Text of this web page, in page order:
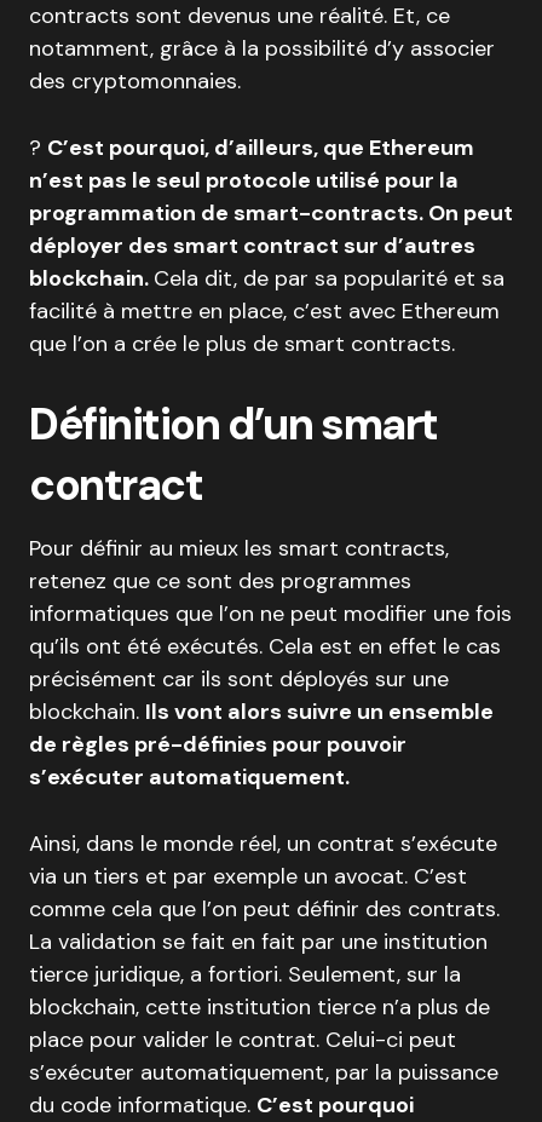
contracts sont devenus une réalité. Et, ce
notamment, grâce à la possibilité d’y associer
des cryptomonnaies.
? C’est pourquoi, d’ailleurs, que Ethereum
n’est pas le seul protocole utilisé pour la
programmation de smart-contracts. On peut
déployer des smart contract sur d’autres
blockchain. Cela dit, de par sa popularité et sa
facilité à mettre en place, c’est avec Ethereum
que l’on a crée le plus de smart contracts.
Définition d’un smart
contract
Pour définir au mieux les smart contracts,
retenez que ce sont des programmes
informatiques que l’on ne peut modifier une fois
qu’ils ont été exécutés. Cela est en effet le cas
précisément car ils sont déployés sur une
blockchain. Ils vont alors suivre un ensemble
de règles pré-définies pour pouvoir
s’exécuter automatiquement.
Ainsi, dans le monde réel, un contrat s’exécute
via un tiers et par exemple un avocat. C’est
comme cela que l’on peut définir des contrats.
La validation se fait en fait par une institution
tierce juridique, a fortiori. Seulement, sur la
blockchain, cette institution tierce n’a plus de
place pour valider le contrat. Celui-ci peut
s’exécuter automatiquement, par la puissance
du code informatique. C’est pourquoi